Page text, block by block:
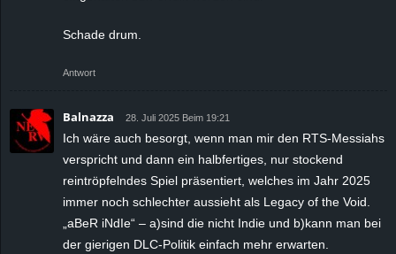
Schade drum.
Antwort
Balnazza 28. Juli 2025 Beim 19:21
Ich wäre auch besorgt, wenn man mir den RTS-Messiahs
verspricht und dann ein halbfertiges, nur stockend
reintröpfelndes Spiel präsentiert, welches im Jahr 2025
immer noch schlechter aussieht als Legacy of the Void.
„aBeR iNdIe“ – a)sind die nicht Indie und b)kann man bei
der gierigen DLC-Politik einfach mehr erwarten.